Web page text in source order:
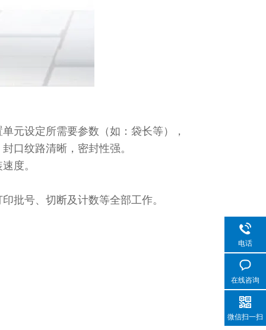
元设定所需要参数（如：袋长等），
口纹路清晰，密封性强。
度。
批号、切断及计数等全部工作。
电话
在线咨询
微信扫一扫